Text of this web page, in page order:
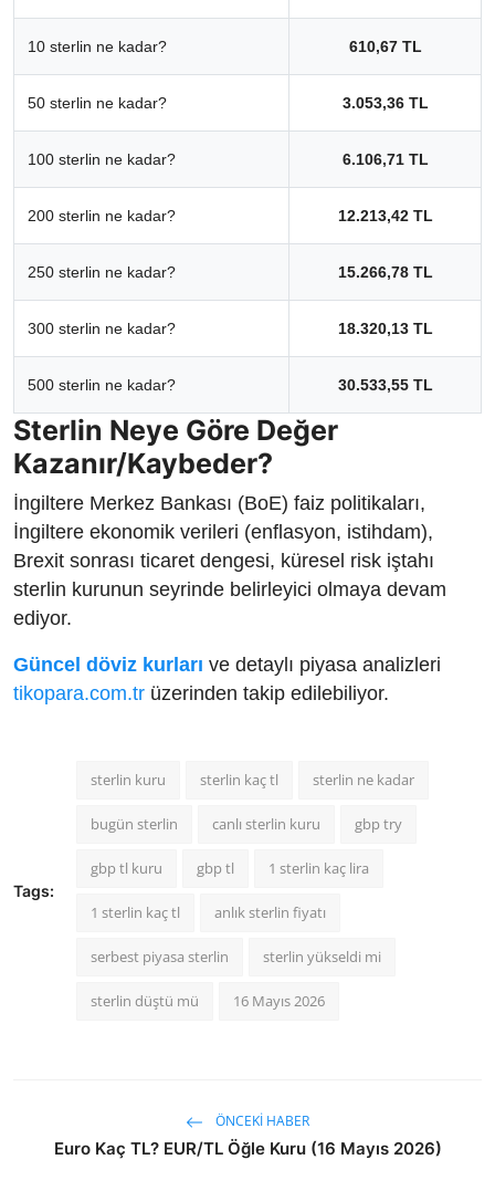
10 sterlin ne kadar? 610,67 TL
50 sterlin ne kadar? 3.053,36 TL
100 sterlin ne kadar? 6.106,71 TL
200 sterlin ne kadar? 12.213,42 TL
250 sterlin ne kadar? 15.266,78 TL
300 sterlin ne kadar? 18.320,13 TL
500 sterlin ne kadar? 30.533,55 TL
Sterlin Neye Göre Değer
Kazanır/Kaybeder?
İngiltere Merkez Bankası (BoE) faiz politikaları,
İngiltere ekonomik verileri (enflasyon, istihdam),
Brexit sonrası ticaret dengesi, küresel risk iştahı
sterlin kurunun seyrinde belirleyici olmaya devam
ediyor.
Güncel döviz kurları ve detaylı piyasa analizleri
tikopara.com.tr üzerinden takip edilebiliyor.
Tags:
sterlin kuru sterlin kaç tl sterlin ne kadar
bugün sterlin canlı sterlin kuru gbp try
gbp tl kuru gbp tl 1 sterlin kaç lira
1 sterlin kaç tl anlık sterlin fiyatı
serbest piyasa sterlin sterlin yükseldi mi
sterlin düştü mü 16 Mayıs 2026
ÖNCEKI HABER
Euro Kaç TL? EUR/TL Öğle Kuru (16 Mayıs 2026)